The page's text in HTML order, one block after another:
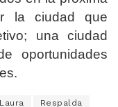
la ciudad que
una ciudad
oportunidades
Respalda